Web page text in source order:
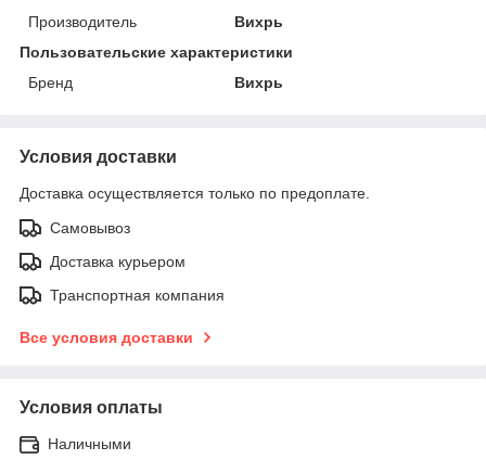
Производитель
Вихрь
Пользовательские характеристики
Бренд
Вихрь
Условия доставки
Доставка осуществляется только по предоплате.
Самовывоз
Доставка курьером
Транспортная компания
Все условия доставки
Условия оплаты
Наличными